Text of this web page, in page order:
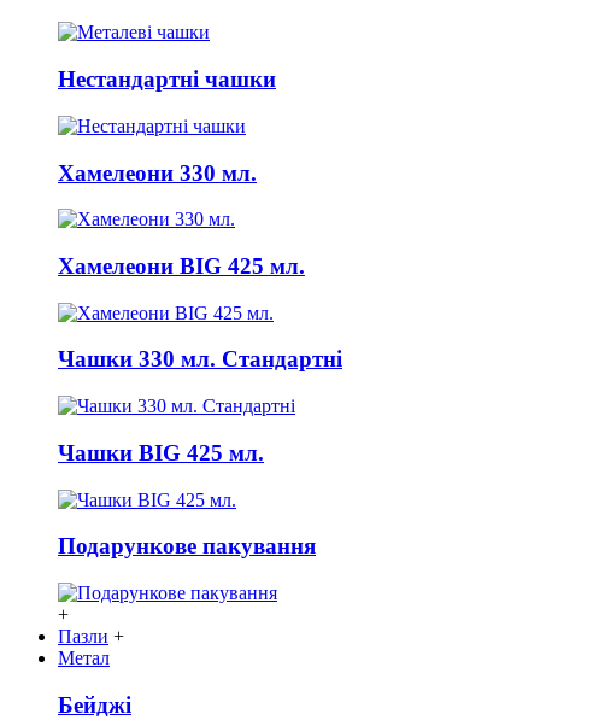
Нестандартні чашки
Хамелеони 330 мл.
Хамелеони BIG 425 мл.
Чашки 330 мл. Стандартні
Чашки BIG 425 мл.
Подарункове пакування
+
Пазли +
Метал
Бейджі